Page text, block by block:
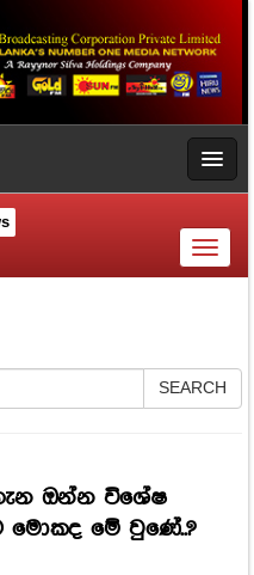
Toggle
SEARCH
ඔන්න විශේෂ
මොකද මේ වුණේ..?